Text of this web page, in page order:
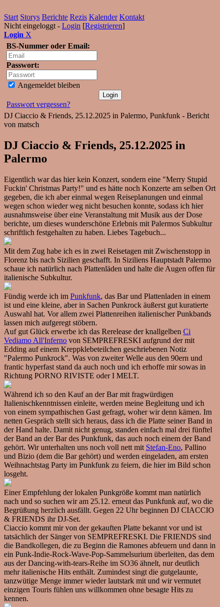
Start Storys Berichte Rezis Kalender Kontakt
Nicht eingeloggt - Login [Registrieren]
Login X
BS-Nummer oder Email:
Passwort:
Angemeldet bleiben
Passwort vergessen?
DJ Ciaccio & Friends, 25.12.2025 in Palermo, Punkfunk - Bericht
von matsch
DJ Ciaccio & Friends, 25.12.2025 in
Palermo
Eigentlich war das hier kein Konzert, sondern eine "Merry Stupid
Fuckin' Christmas Party!" und es hätte noch Konzerte am selben Ort
gegeben, die ich aber einmal wegen Reiseplanungen und einmal
wegen schon wieder weg nicht besuchen konnte, sodass ich hier
ausnahmsweise über eine Veranstaltung mit Musik aus der Dose
berichte, um dieses wunderschöne Erlebnis mit Palermos Subkultur
schriftlich festgehalten zu haben. Liebes Tagebuch...
Mit dem Zug habe ich es in zwei Reisetagen mit Zwischenstopp in
Florenz bis nach Sizilien geschafft. In Siziliens Hauptstadt Palermo
schaue ich natürlich nach Plattenläden und halte die Augen offen für
italienische Subkultur.
Fündig werde ich im Punkfunk, das Bar und Plattenladen in einem
ist und eine kleine, aber in Sachen Punkrock äußerst gut kuratierte
Auswahl hat. Vor allem zwei Plattenreihen italienischer Punkbands
lassen mich aufgeregt stöbern.
Auf gut Glück erwerbe ich das Rerelease der knallgelben Ci
Vediamo All'Inferno von SEMPREFRESKI aufgrund der mit
Edding auf einem Kreppklebeteilchen geschriebenen Notiz
"Palermo Punkrock". Was von zweiter Welle aus den 90ern und
frantic hyperfast stand da auch noch und ich erhoffe mir sowas in
Richtung PORNO RIVISTE oder I MELT.
Während ich so den Kauf an der Bar mit fragwürdigen
Italienischkenntnissen einleite, werden meine Begleitung und ich
von einem sympathischen Gast gefragt, woher wir denn kämen. Im
netten Gespräch stellt sich heraus, dass ich die Platte seiner Band in
der Hand halte. Damit nicht genug, standen einfach mal drei fünftel
der Band an der Bar des Punkfunk, das auch noch einem der Band
gehört. Wir unterhalten uns noch voll nett mit Stefan-Eno, Pallino
und Bizio (dem die Bar gehört) und werden eingeladen, am ersten
Weihnachtstag Party im Punkfunk zu feiern, die hier im Bild schon
losgeht.
Einer Empfehlung der lokalen Punkgröße kommt man natürlich
nach und so suchen wir am 25.12. erneut das Punkfunk auf, wo die
Begrüßung herzlich ausfällt. Gegen 22 Uhr beginnen DJ CIACCIO
& FRIENDS ihr DJ-Set.
Ciaccio kommt mir von der gekauften Platte bekannt vor und ist
tatsächlich der Sänger von SEMPREFRESKI. Die FRIENDS sind
die Bandkollegen, die zu Beginn die Ramones abfeuern und dann in
ein Punk-Indie-Rock-Wave-Pop-Sammelsurium überleiten, das dem
aus der Dancing-with-tears-Reihe im SO36 ähnelt, nur deutlich
mehr italienische Hits enthält. Zumindest singt die gutgelaunte,
tanzwütige Menge immer wieder lautstark mit und wir vermutet
einzigen Touris fühlen uns willkommen ohne besagte Hits zu
kennen.